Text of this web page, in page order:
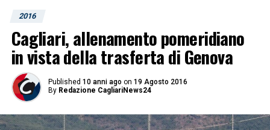
2016
Cagliari, allenamento pomeridiano
in vista della trasferta di Genova
Published 10 anni ago on 19 Agosto 2016
By Redazione CagliariNews24